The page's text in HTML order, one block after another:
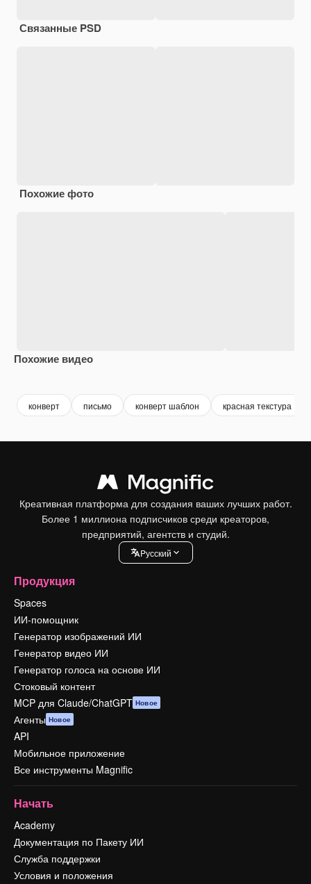
Связанные PSD
Похожие фото
Похожие видео
конверт письмо конверт шаблон красная текстура
Креативная платформа для создания ваших лучших работ.
Более 1 миллиона подписчиков среди креаторов,
предприятий, агентств и студий.
Pусский
Продукция
Spaces
ИИ-помощник
Генератор изображений ИИ
Генератор видео ИИ
Генератор голоса на основе ИИ
Стоковый контент
MCP для Claude/ChatGPT Новое
Агенты Новое
API
Мобильное приложение
Все инструменты Magnific
Начать
Academy
Документация по Пакету ИИ
Служба поддержки
Условия и положения